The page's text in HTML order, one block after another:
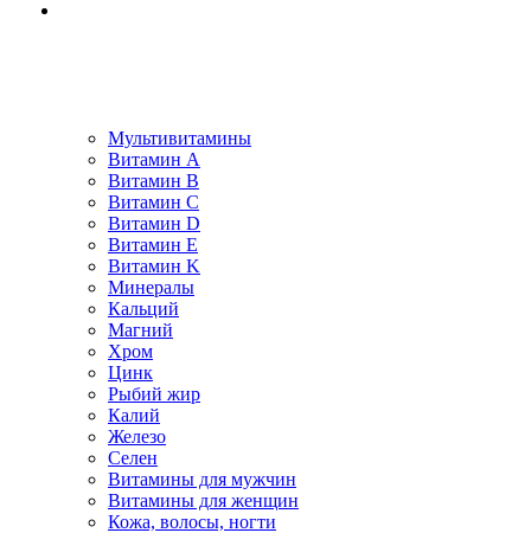
Мультивитамины
Витамин A
Витамин B
Витамин C
Витамин D
Витамин E
Витамин K
Минералы
Кальций
Магний
Хром
Цинк
Рыбий жир
Калий
Железо
Селен
Витамины для мужчин
Витамины для женщин
Кожа, волосы, ногти